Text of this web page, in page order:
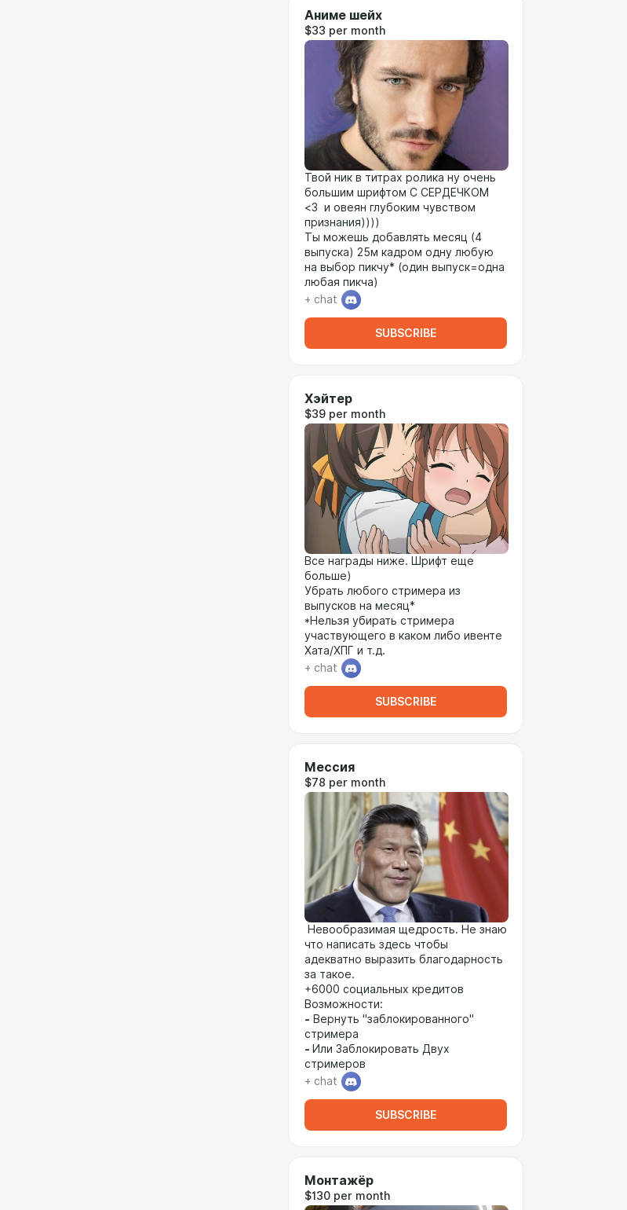
Аниме шейх
$33 per month
Твой ник в титрах ролика ну очень
большим шрифтом С СЕРДЕЧКОМ
<3 и овеян глубоким чувством
признания))))
Ты можешь добавлять месяц (4
выпуска) 25м кадром одну любую
на выбор пикчу* (один выпуск=одна
любая пикча)
+ chat
SUBSCRIBE
Хэйтер
$39 per month
Все награды ниже. Шрифт еще
больше)
Убрать любого стримера из
выпусков на месяц*
*Нельзя убирать стримера
участвующего в каком либо ивенте
Хата/ХПГ и т.д.
+ chat
SUBSCRIBE
Мессия
$78 per month
Невообразимая щедрость. Не знаю
что написать здесь чтобы
адекватно выразить благодарность
за такое.
+6000 социальных кредитов
Возможности:
- Вернуть "заблокированного"
стримера
- Или Заблокировать Двух
стримеров
+ chat
SUBSCRIBE
Монтажёр
$130 per month